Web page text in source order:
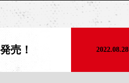
売！ 2022.08.28